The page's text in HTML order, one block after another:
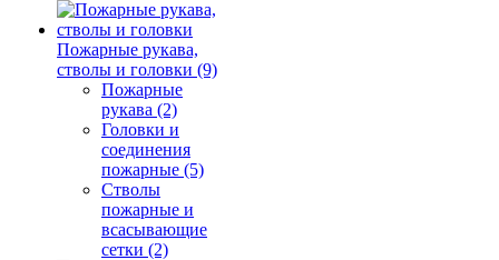
Пожарные рукава,
стволы и головки (9)
Пожарные
рукава (2)
Головки и
соединения
пожарные (5)
Стволы
пожарные и
всасывающие
сетки (2)